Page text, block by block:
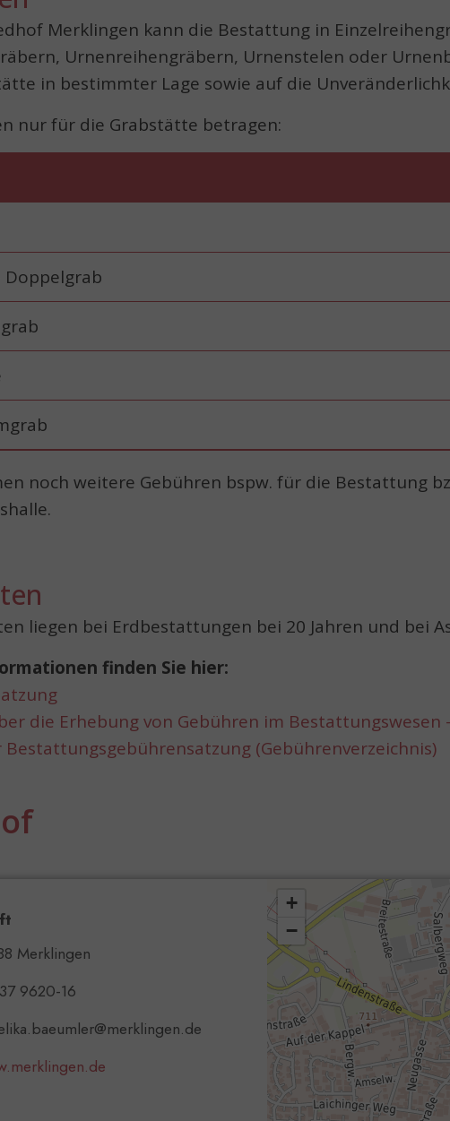
Merklingen kann die Bestattung in
Urnenreihengräbern, Urnenstelen oder
in bestimmter Lage sowie auf die
nur für die Grabstätte betragen:
Doppelgrab
noch weitere Gebühren bspw. für die Bestattung
liegen bei Erdbestattungen bei 20 Jahren und bei
finden Sie hier:
die Erhebung von Gebühren im
Bestattungsgebührensatzung (Gebührenverzeichnis)
Merklingen
9620-16